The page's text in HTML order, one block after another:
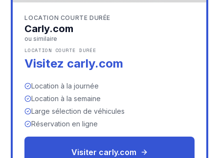
LOCATION COURTE DURÉE
Carly.com
ou similaire
LOCATION COURTE DURÉE
Visitez carly.com
Location à la journée
Location à la semaine
Large sélection de véhicules
Réservation en ligne
Visiter carly.com